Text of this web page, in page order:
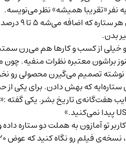
ستاره‌ها
بدن.
از کسب و کارها هم می‌رن
که هنوز براشون معتبره نظرات
تصمیم می‌گیرن محصولی رو
از
هفت‌گانه‌ی تاریخ بشر. یکی
آمازون به هملت دو ستاره
که عوض ۲۰ ساعت، دو ساعت وقت هدر بدید.»